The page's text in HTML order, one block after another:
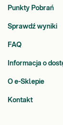
Punkty Pobrań
Sprawdź wyniki
FAQ
Informacja o
O e-Sklepie
Kontakt